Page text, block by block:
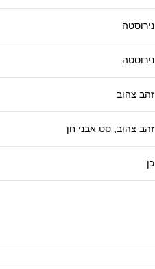
נירוסטה
נירוסטה
זהב צהוב
זהב צהוב, סט אבני חן
כן